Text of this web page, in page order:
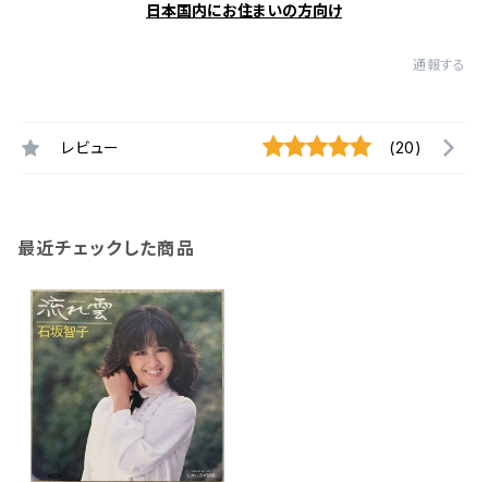
日本国内にお住まいの方向け
通報する
レビュー (20)
最近チェックした商品